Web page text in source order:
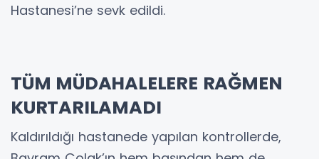
Hastanesi’ne sevk edildi.
TÜM MÜDAHALELERE RAĞMEN
KURTARILAMADI
Kaldırıldığı hastanede yapılan kontrollerde,